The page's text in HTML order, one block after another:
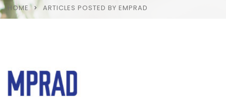
HOME ARTICLES POSTED BY EMPRAD